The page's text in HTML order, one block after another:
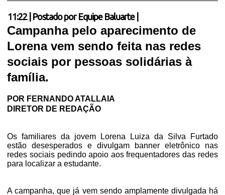
11:22| Postado por Equipe Baluarte
Campanha pelo aparecimento de
Lorena vem sendo feita nas redes
sociais por pessoas solidárias à
família.
POR FERNANDO ATALLAIA
DIRETOR DE REDAÇÃO
Os familiares da jovem Lorena Luiza da Silva Furtado
estão desesperados e divulgam banner eletrônico nas
redes sociais pedindo apoio aos frequentadores das redes
para localizar a estudante.
A campanha, que já vem sendo amplamente divulgada há